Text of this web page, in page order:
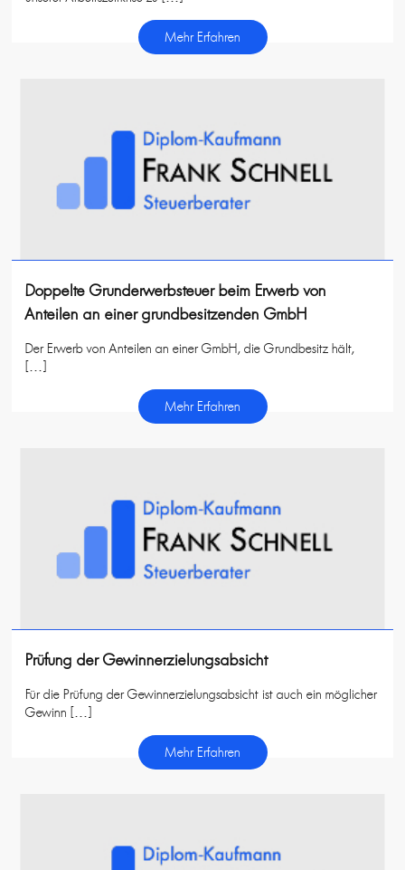
Mehr Erfahren
Doppelte Grunderwerbsteuer beim Erwerb von
Anteilen an einer grundbesitzenden GmbH
Der Erwerb von Anteilen an einer GmbH, die Grundbesitz hält,
[…]
Mehr Erfahren
Prüfung der Gewinnerzielungsabsicht
Für die Prüfung der Gewinnerzielungsabsicht ist auch ein möglicher
Gewinn […]
Mehr Erfahren